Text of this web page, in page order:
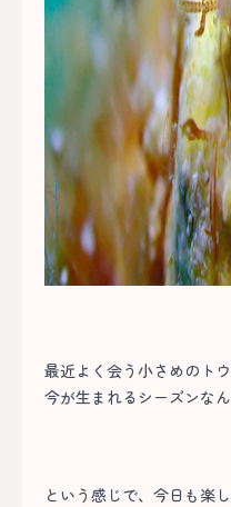
最近よく会う小さめのト
今が生まれるシーズンな
という感じで、今日も楽